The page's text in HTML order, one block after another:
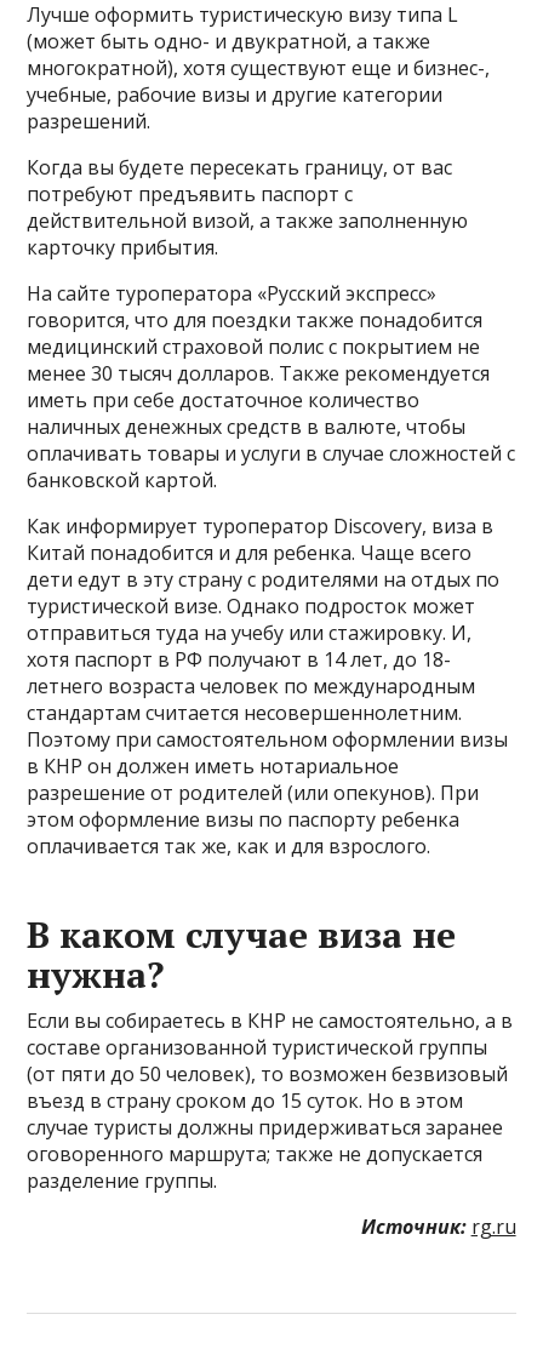
Лучше оформить туристическую визу типа L
(может быть одно- и двукратной, а также
многократной), хотя существуют еще и бизнес-,
учебные, рабочие визы и другие категории
разрешений.
Когда вы будете пересекать границу, от вас
потребуют предъявить паспорт с
действительной визой, а также заполненную
карточку прибытия.
На сайте туроператора «Русский экспресс»
говорится, что для поездки также понадобится
медицинский страховой полис с покрытием не
менее 30 тысяч долларов. Также рекомендуется
иметь при себе достаточное количество
наличных денежных средств в валюте, чтобы
оплачивать товары и услуги в случае сложностей с
банковской картой.
Как информирует туроператор Discovery, виза в
Китай понадобится и для ребенка. Чаще всего
дети едут в эту страну с родителями на отдых по
туристической визе. Однако подросток может
отправиться туда на учебу или стажировку. И,
хотя паспорт в РФ получают в 14 лет, до 18-
летнего возраста человек по международным
стандартам считается несовершеннолетним.
Поэтому при самостоятельном оформлении визы
в КНР он должен иметь нотариальное
разрешение от родителей (или опекунов). При
этом оформление визы по паспорту ребенка
оплачивается так же, как и для взрослого.
В каком случае виза не
нужна?
Если вы собираетесь в КНР не самостоятельно, а в
составе организованной туристической группы
(от пяти до 50 человек), то возможен безвизовый
въезд в страну сроком до 15 суток. Но в этом
случае туристы должны придерживаться заранее
оговоренного маршрута; также не допускается
разделение группы.
Источник: rg.ru